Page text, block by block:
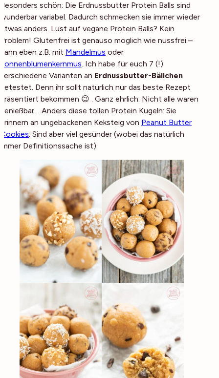
Besonders schön: Die Erdnussbutter Protein Balls sind
wunderbar variabel. Dadurch schmecken sie immer wieder
etwas anders. Lust auf vegane Protein Balls? Kein
Problem! Glutenfrei ist genauso möglich wie nussfrei –
dann eben z.B. mit Mandelmus oder
Sonnenblumenkernmus. Ich habe für euch 7 (!)
verschiedene Varianten an Erdnussbutter-Bällchen
getestet. Denn ihr sollt natürlich nur das beste Rezept
präsentiert bekommen 😉 . Ganz ehrlich: Nicht alle waren
genießbar… Anders diese tollen Protein Kugeln: Sie
erinnern an ungebackenen Keksteig von Peanut Butter
Cookies. Sind aber viel gesünder (wobei das natürlich
immer Definitionssache ist).